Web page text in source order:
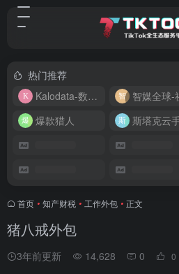
热门推荐
Kalodata-数据分析平台
爆款猎人
斯塔克云
首页 • 知产财税 • 工作外包 • 正文
猪八戒外包
3年前更新 14,628 0 0